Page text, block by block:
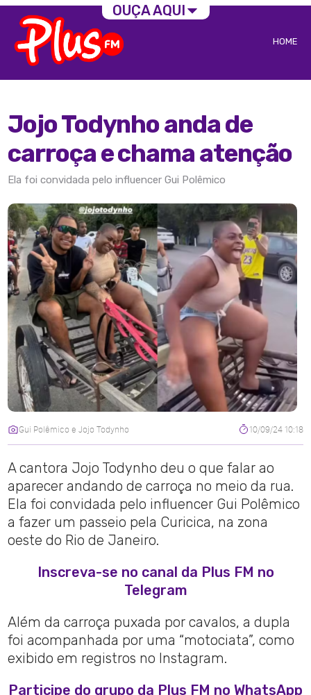
HOME
Jojo Todynho anda de
carroça e chama atenção
Ela foi convidada pelo influencer Gui Polêmico
Gui Polêmico e Jojo Todynho 10/09/24 10:18
A cantora Jojo Todynho deu o que falar ao
aparecer andando de carroça no meio da rua.
Ela foi convidada pelo influencer Gui Polêmico
a fazer um passeio pela Curicica, na zona
oeste do Rio de Janeiro.
Inscreva-se no canal da Plus FM no
Telegram
Além da carroça puxada por cavalos, a dupla
foi acompanhada por uma “motociata”, como
exibido em registros no Instagram.
Participe do grupo da Plus FM no WhatsApp
OUÇA AQUI